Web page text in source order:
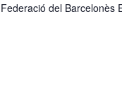
Federació del Barcelonès